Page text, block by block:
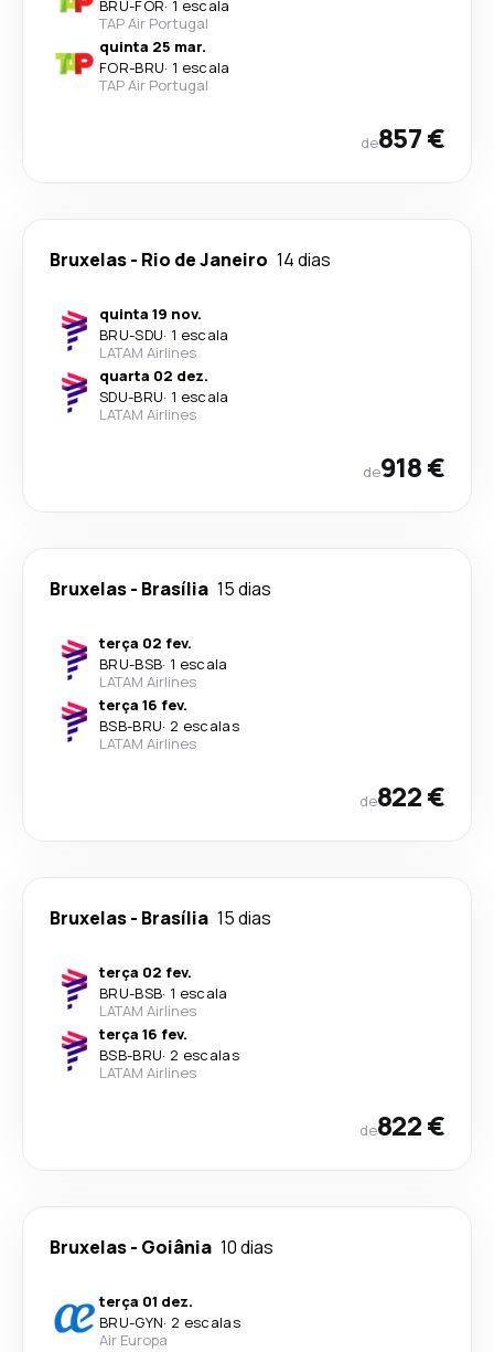
BRU-FOR· 1 escala
TAP Air Portugal
quinta 25 mar.
FOR-BRU· 1 escala
TAP Air Portugal
de857 €
Bruxelas- Rio de Janeiro 14 dias
quinta 19 nov.
BRU-SDU· 1 escala
LATAM Airlines
quarta 02 dez.
SDU-BRU· 1 escala
LATAM Airlines
de918 €
Bruxelas- Brasília 15 dias
terça 02 fev.
BRU-BSB· 1 escala
LATAM Airlines
terça 16 fev.
BSB-BRU· 2 escalas
LATAM Airlines
de822 €
Bruxelas- Brasília 15 dias
terça 02 fev.
BRU-BSB· 1 escala
LATAM Airlines
terça 16 fev.
BSB-BRU· 2 escalas
LATAM Airlines
de822 €
Bruxelas- Goiânia 10 dias
terça 01 dez.
BRU-GYN· 2 escalas
Air Europa